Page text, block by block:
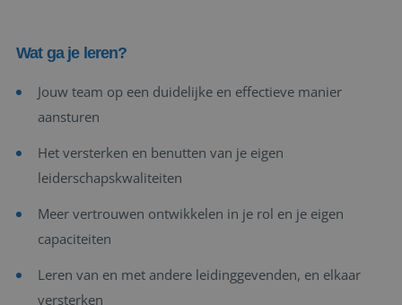
Wat ga je leren?
Jouw team op een duidelijke en effectieve manier
aansturen
Het versterken en benutten van je eigen
leiderschapskwaliteiten
Meer vertrouwen ontwikkelen in je rol en je eigen
capaciteiten
Leren van en met andere leidinggevenden, en elkaar
versterken